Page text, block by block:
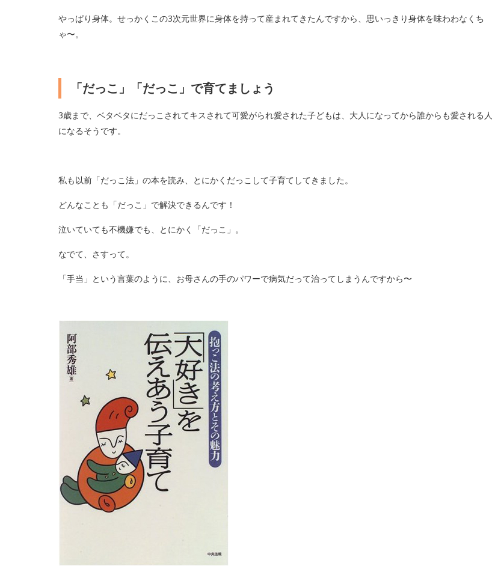
やっぱり身体。せっかくこの3次元世界に身体を持って産まれてきたんですから、思いっきり身体を味わわなくち
ゃ〜。
「だっこ」「だっこ」で育てましょう
3歳まで、ベタベタにだっこされてキスされて可愛がられ愛された子どもは、大人になってから誰からも愛される人
になるそうです。
私も以前「だっこ法」の本を読み、とにかくだっこして子育てしてきました。
どんなことも「だっこ」で解決できるんです！
泣いていても不機嫌でも、とにかく「だっこ」。
なでて、さすって。
「手当」という言葉のように、お母さんの手のパワーで病気だって治ってしまうんですから〜